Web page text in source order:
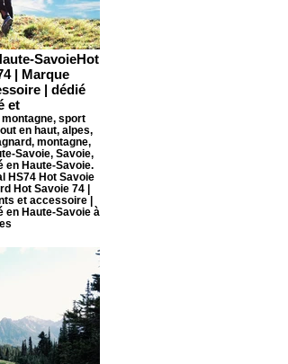
SavoieHot
| Marque
| dédié
et
sport
en haut, alpes,
montagne,
Savoie, Savoie,
en Haute-Savoie.
HS74 Hot Savoie
Hot Savoie 74 |
et accessoire |
en Haute-Savoie à